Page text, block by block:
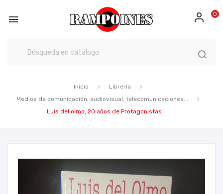
 0
Inicio
Librería
Medios de comunicación, audiovisual, telecomunicaciones...
Luis del olmo, 20 años de Protagonistas